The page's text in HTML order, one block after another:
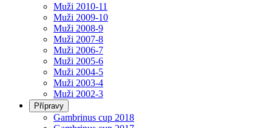
Muži 2010-11
Muži 2009-10
Muži 2008-9
Muži 2007-8
Muži 2006-7
Muži 2005-6
Muži 2004-5
Muži 2003-4
Muži 2002-3
Přípravy
Gambrinus cup 2018